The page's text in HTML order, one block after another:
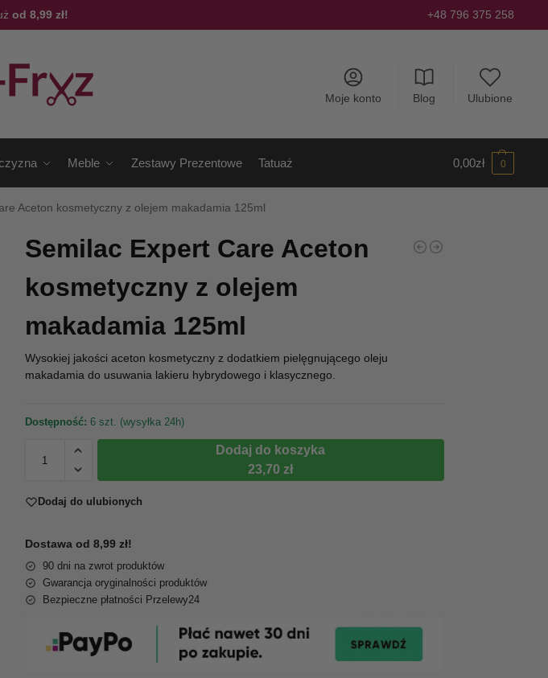
od 8,99 zł! +48 796 375 258
Moje konto Blog Ulubione
Meble Zestawy Prezentowe Tatuaż 0,00zł 0
Aceton kosmetyczny z olejem makadamia 125ml
Semilac Expert Care Aceton
kosmetyczny z olejem
makadamia 125ml
Wysokiej jakości aceton kosmetyczny z dodatkiem pielęgnującego oleju
makadamia do usuwania lakieru hybrydowego i klasycznego.
Dostępność: 6 szt. (wysyłka 24h)
Dodaj do koszyka
23,70 zł
Dodaj do ulubionych
Dostawa od 8,99 zł!
90 dni na zwrot produktów
Gwarancja oryginalności produktów
Bezpieczne płatności Przelewy24